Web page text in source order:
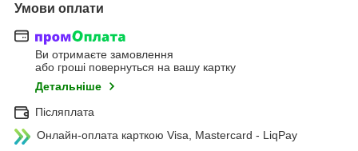
Умови оплати
Ви отримаєте замовлення
або гроші повернуться на вашу картку
Детальніше
Післяплата
Онлайн-оплата карткою Visa, Mastercard - LiqPay